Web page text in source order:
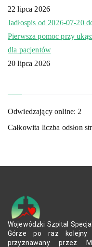
22 lipca 2026
Jadłospis od 2026-07-20
Pierwsza pomoc przy
dla pacjentów
20 lipca 2026
Odwiedzający online: 2
Całkowita liczba odsłon
Wojewódzki Szpital
Górze po raz kolejny
przyznawany przez